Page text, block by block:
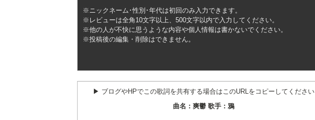
※ニックネーム･性別･年代は初回のみ入力できます。
※レビューは全角10文字以上、500文字以内で入力してください。
※他の人が不快に思うような内容や個人情報は書かないでください。
※投稿後の編集・削除はできません。
▶︎ ブログやHPでこの歌詞を共有する場合はこのURLをコピーしてください
曲名：爽鬱 歌手：鴉